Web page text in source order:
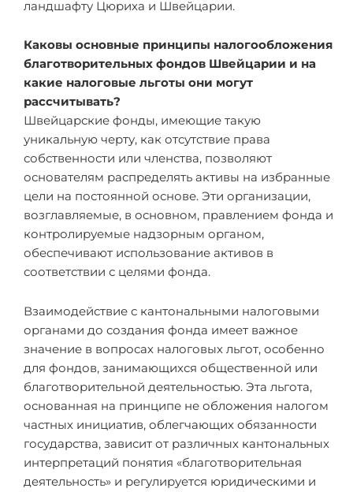
ландшафту Цюриха и Швейцарии.
Каковы основные принципы налогообложения
благотворительных фондов Швейцарии и на
какие налоговые льготы они могут
рассчитывать?
Швейцарские фонды, имеющие такую
уникальную черту, как отсутствие права
собственности или членства, позволяют
основателям распределять активы на избранные
цели на постоянной основе. Эти организации,
возглавляемые, в основном, правлением фонда и
контролируемые надзорным органом,
обеспечивают использование активов в
соответствии с целями фонда.
Взаимодействие с кантональными налоговыми
органами до создания фонда имеет важное
значение в вопросах налоговых льгот, особенно
для фондов, занимающихся общественной или
благотворительной деятельностью. Эта льгота,
основанная на принципе не обложения налогом
частных инициатив, облегчающих обязанности
государства, зависит от различных кантональных
интерпретаций понятия «благотворительная
деятельность» и регулируется юридическими и